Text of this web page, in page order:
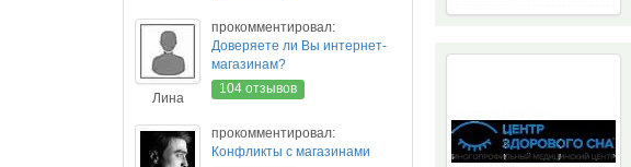
Лина
прокомментировал:
Доверяете ли Вы интернет-
магазинам?
104 отзывов
прокомментировал:
Конфликты с магазинами